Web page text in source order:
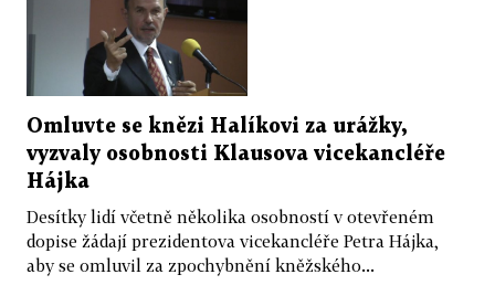
Omluvte se knězi Halíkovi za urážky,
vyzvaly osobnosti Klausova vicekancléře
Hájka
Desítky lidí včetně několika osobností v otevřeném
dopise žádají prezidentova vicekancléře Petra Hájka,
aby se omluvil za zpochybnění kněžského...